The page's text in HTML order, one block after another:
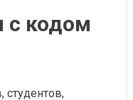
с кодом
студентов,